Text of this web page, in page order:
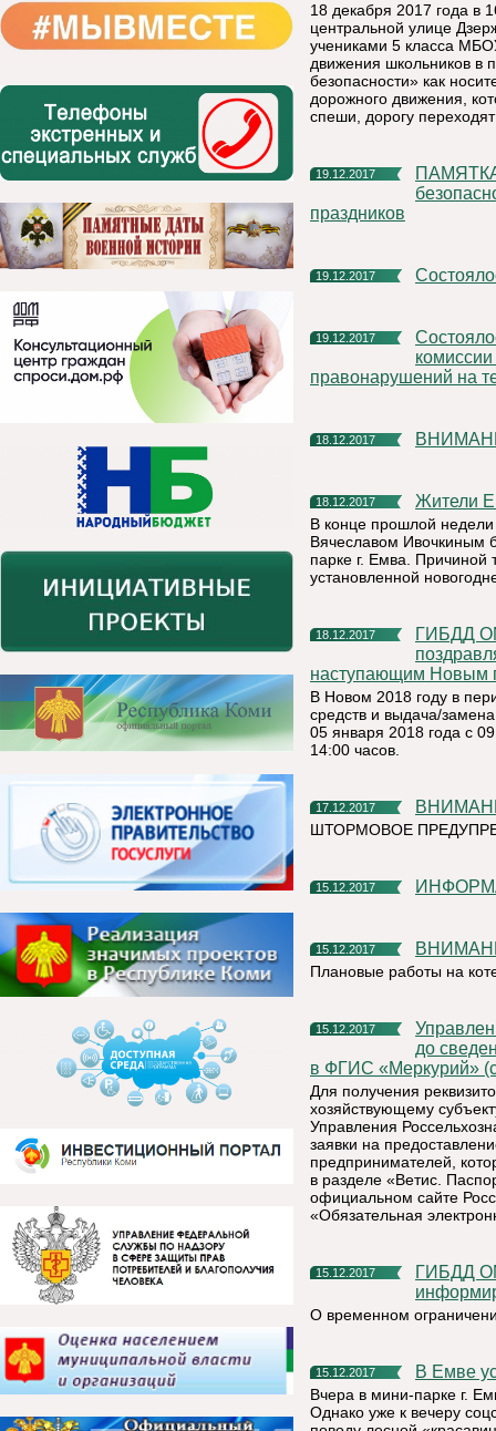
18 декабря 2017 года в
центральной улице
учениками 5 класса
движения школьников в
безопасности» как
дорожного движения,
спеши, дорогу
19.12.2017
ПАМЯТКА по соблюдению мер антитеррористической
праздников
19.12.2017
19.12.2017
Состоялось очередное заседание межведомственной
правонарушений на
18.12.2017
18.12.2017 Жители
В конце прошлой
Вячеславом Ивочкиным
парке г. Емва. Причиной
установленной
18.12.2017
ГИБДД ОМВД России по Княжпогостскому району
наступающим Новым
В Новом 2018 году в
средств и выдача/
05 января 2018 года с
14:00 часов.
17.12.2017
ШТОРМОВОЕ
15.12.2017
15.12.2017
Плановые работы на
15.12.2017
Управление Россельхознадзора по Республике Коми доводит
до
в ФГИС «Меркурий»
Для получения
хозяйствующему
Управления
заявки на
предпринимателей,
в разделе «Ветис.
официальном сайте
«Обязательная
15.12.2017
ГИБДД ОМВД России по Княжпогостскому району
О временном
15.12.2017 В Емве
Вчера в мини-парке г.
Однако уже к вечеру